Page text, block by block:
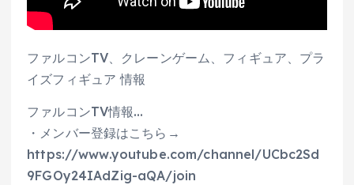
ファルコンTV、クレーンゲーム、フィギュア、プラ
イズフィギュア 情報
ファルコンTV情報…
・メンバー登録はこちら→
https://www.youtube.com/channel/UCbc2Sd
9FGOy24IAdZig-aQA/join